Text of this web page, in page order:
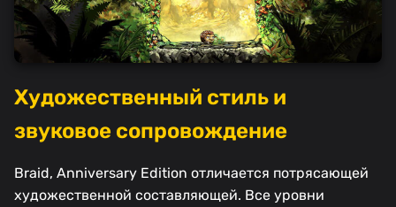
Художественный стиль и
звуковое сопровождение
Braid, Anniversary Edition отличается потрясающей
художественной составляющей. Все уровни